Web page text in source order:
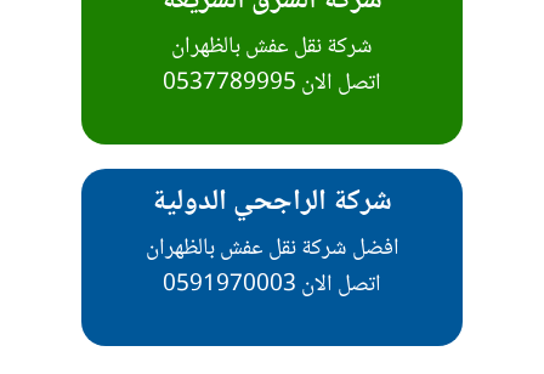
شركة نقل عفش بالظهران
اتصل الان 0537789995
شركة الراجحي الدولية
افضل شركة نقل عفش بالظهران
اتصل الان 0591970003